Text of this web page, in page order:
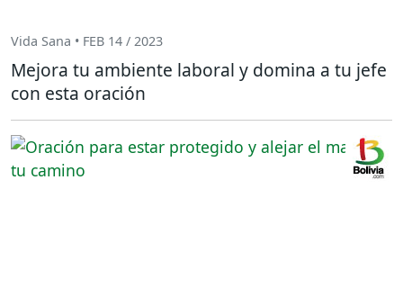
Vida Sana • FEB 14 / 2023
Mejora tu ambiente laboral y domina a tu jefe
con esta oración